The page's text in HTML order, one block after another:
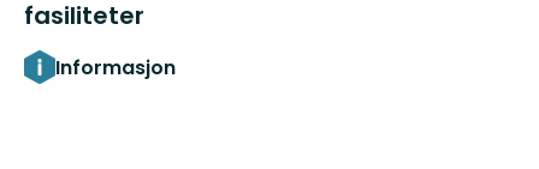
fasiliteter
Informasjon